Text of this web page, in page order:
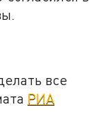
все
РИА